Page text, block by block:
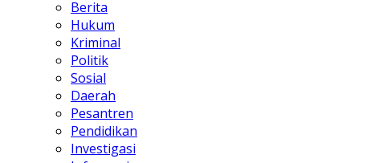
Berita
Hukum
Kriminal
Politik
Sosial
Daerah
Pesantren
Pendidikan
Investigasi